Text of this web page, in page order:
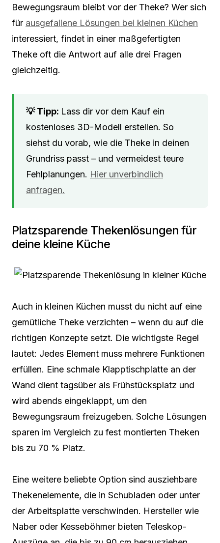
Bewegungsraum bleibt vor der Theke? Wer sich
für ausgefallene Lösungen bei kleinen Küchen
interessiert, findet in einer maßgefertigten
Theke oft die Antwort auf alle drei Fragen
gleichzeitig.
Lass dir vor dem Kauf ein
kostenloses 3D-Modell erstellen. So
siehst du vorab, wie die Theke in deinen
Grundriss passt – und vermeidest teure
Fehlplanungen. Hier unverbindlich
anfragen.
Platzsparende Thekenlösungen für
deine kleine Küche
Auch in kleinen Küchen musst du nicht auf eine
gemütliche Theke verzichten – wenn du auf die
richtigen Konzepte setzt. Die wichtigste Regel
lautet: Jedes Element muss mehrere Funktionen
erfüllen. Eine schmale Klapptischplatte an der
Wand dient tagsüber als Frühstücksplatz und
wird abends eingeklappt, um den
Bewegungsraum freizugeben. Solche Lösungen
sparen im Vergleich zu fest montierten Theken
bis zu 70 % Platz.
Eine weitere beliebte Option sind ausziehbare
Thekenelemente, die in Schubladen oder unter
der Arbeitsplatte verschwinden. Hersteller wie
Naber oder Kesseböhmer bieten Teleskop-